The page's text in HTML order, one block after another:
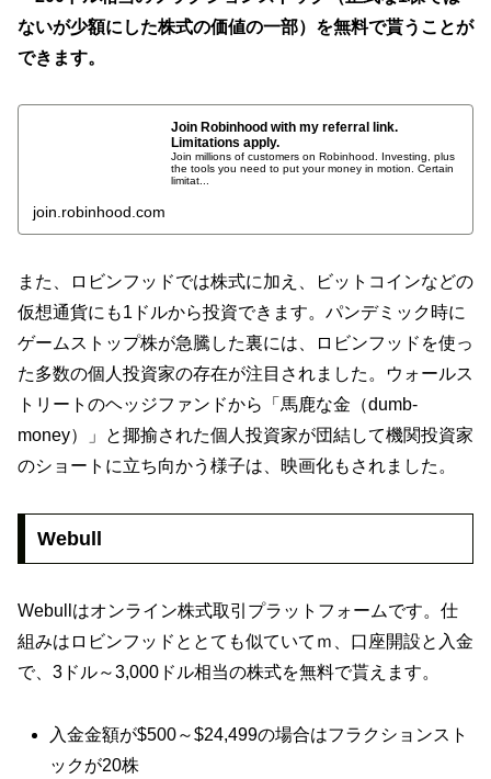
ないが少額にした株式の価値の一部）を無料で貰うことが
できます。
Join Robinhood with my referral link.
Limitations apply.
Join millions of customers on Robinhood. Investing, plus
the tools you need to put your money in motion. Certain
limitat...
join.robinhood.com
また、ロビンフッドでは株式に加え、ビットコインなどの
仮想通貨にも1ドルから投資できます。パンデミック時に
ゲームストップ株が急騰した裏には、ロビンフッドを使っ
た多数の個人投資家の存在が注目されました。ウォールス
トリートのヘッジファンドから「馬鹿な金（dumb-
money）」と揶揄された個人投資家が団結して機関投資家
のショートに立ち向かう様子は、映画化もされました。
Webull
Webullはオンライン株式取引プラットフォームです。仕
組みはロビンフッドととても似ていてｍ、口座開設と入金
で、3ドル～3,000ドル相当の株式を無料で貰えます。
入金金額が$500～$24,499の場合はフラクションスト
ックが20株